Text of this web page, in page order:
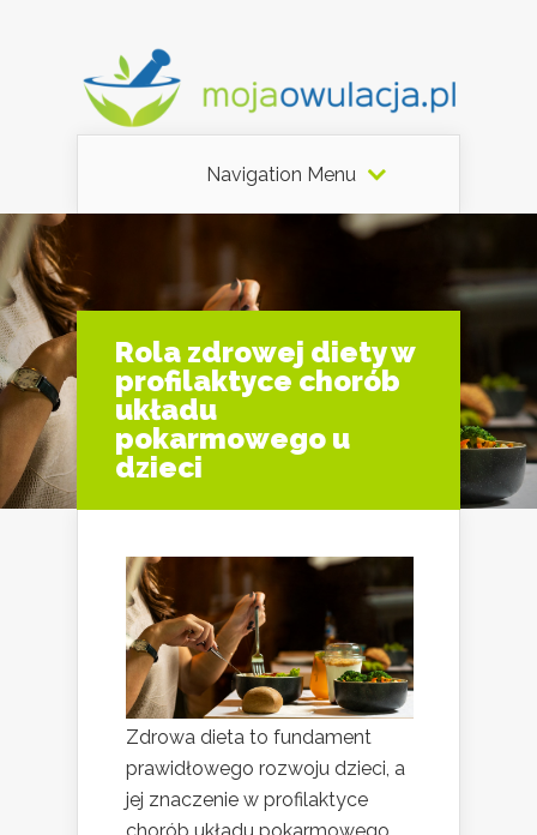
Navigation Menu
Rola zdrowej diety w
profilaktyce chorób
układu
pokarmowego u
dzieci
Zdrowa dieta to fundament
prawidłowego rozwoju dzieci, a
jej znaczenie w profilaktyce